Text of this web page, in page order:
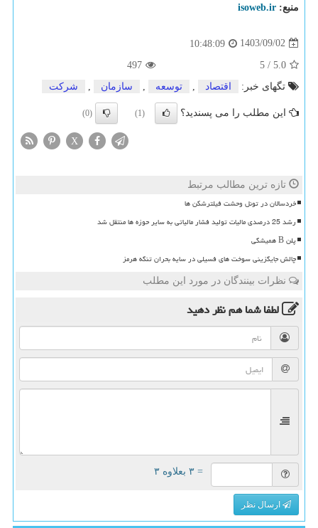
منبع: isoweb.ir
1403/09/02
10:48:09
5.0
/
5
497
تگهای خبر:
اقتصاد , توسعه , سازمان , شركت
این مطلب را می پسندید؟ (1)
(0)
X
تازه ترین مطالب مرتبط
خردسالان در تونل وحشت فیلترشکن ها
رشد 25 درصدی مالیات تولید فشار مالیاتی به سایر حوزه ها منتقل شد
پلن B همیشگی
چالش جایگزینی سوخت های فسیلی در سایه بحران تنگه هرمز
نظرات بینندگان در مورد این مطلب
لطفا شما همنظر دهید
= ۳ بعلاوه ۳
ارسال نظر